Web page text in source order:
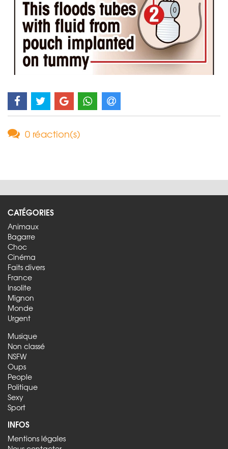
0 réaction(s)
CATÉGORIES
Animaux
Bagarre
Choc
Cinéma
Faits divers
France
Insolite
Mignon
Monde
Urgent
Musique
Non classé
NSFW
Oups
People
Politique
Sexy
Sport
INFOS
Mentions légales